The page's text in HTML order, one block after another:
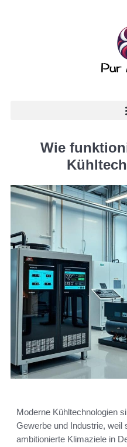
Wie
Moderne Kühltechnologien
Gewerbe und Industrie, weil
ambitionierte Klimaziele in